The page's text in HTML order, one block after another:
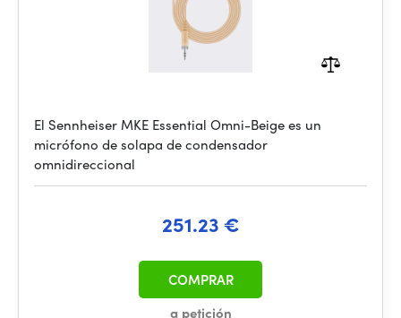
El Sennheiser MKE Essential Omni-Beige es un
micrófono de solapa de condensador
omnidireccional
251.23 €
a petición
COMPRAR